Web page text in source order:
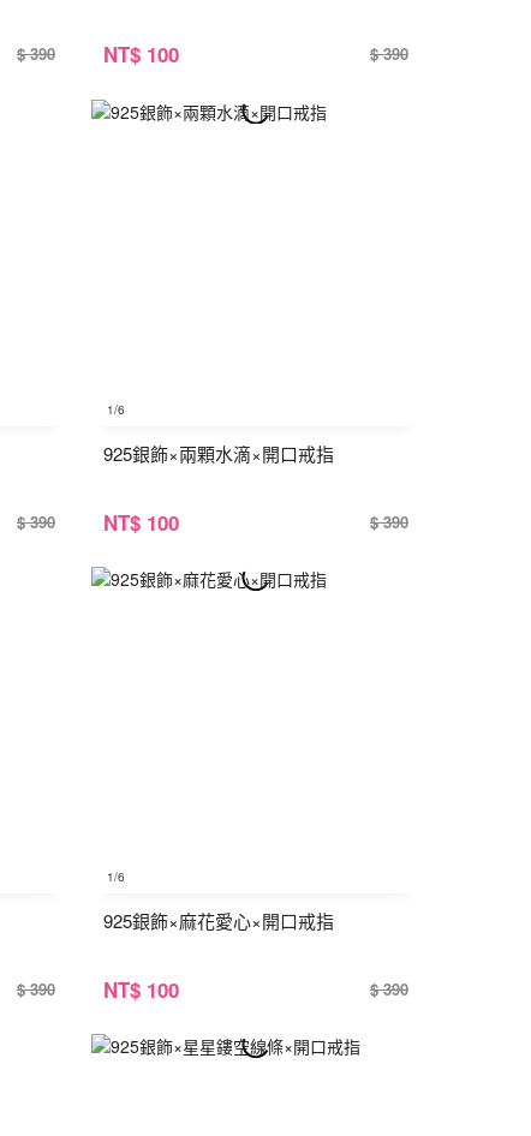
$ 390 NT$ 100 $ 390
$ 390
1/6
925銀飾×兩顆水滴×開口戒指
NT$ 100 $ 390
$ 390
1/6
925銀飾×麻花愛心×開口戒指
NT$ 100 $ 390